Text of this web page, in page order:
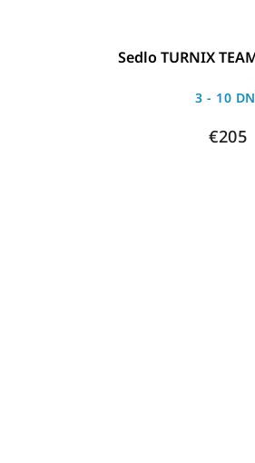
Sedlo TURNIX
3 - 10
€205